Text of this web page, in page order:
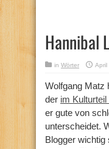
Hannibal
in Wörter April
Wolfgang Matz
der im Kulturteil
er gute von
unterscheidet.
Blogger wichtig